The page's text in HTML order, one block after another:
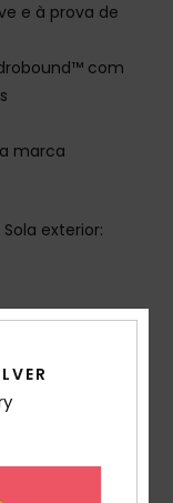
e à prova de
com
marca
exterior: